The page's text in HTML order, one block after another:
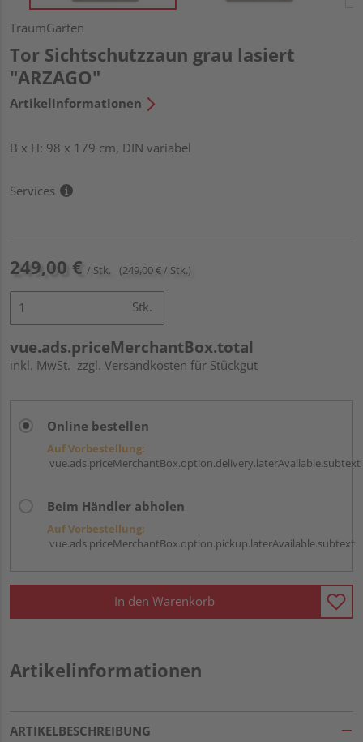
TraumGarten
Tor Sichtschutzzaun grau lasiert
"ARZAGO"
Artikelinformationen
B x H: 98 x 179 cm, DIN variabel
Services
249,00 € / Stk. (249,00 € / Stk.)
Stk.
vue.ads.priceMerchantBox.total
inkl. MwSt. zzgl. Versandkosten für Stückgut
Online bestellen
Auf Vorbestellung:
vue.ads.priceMerchantBox.option.delivery.laterAvailable.subtext
Beim Händler abholen
Auf Vorbestellung:
vue.ads.priceMerchantBox.option.pickup.laterAvailable.subtext
In den Warenkorb
Artikelinformationen
ARTIKELBESCHREIBUNG